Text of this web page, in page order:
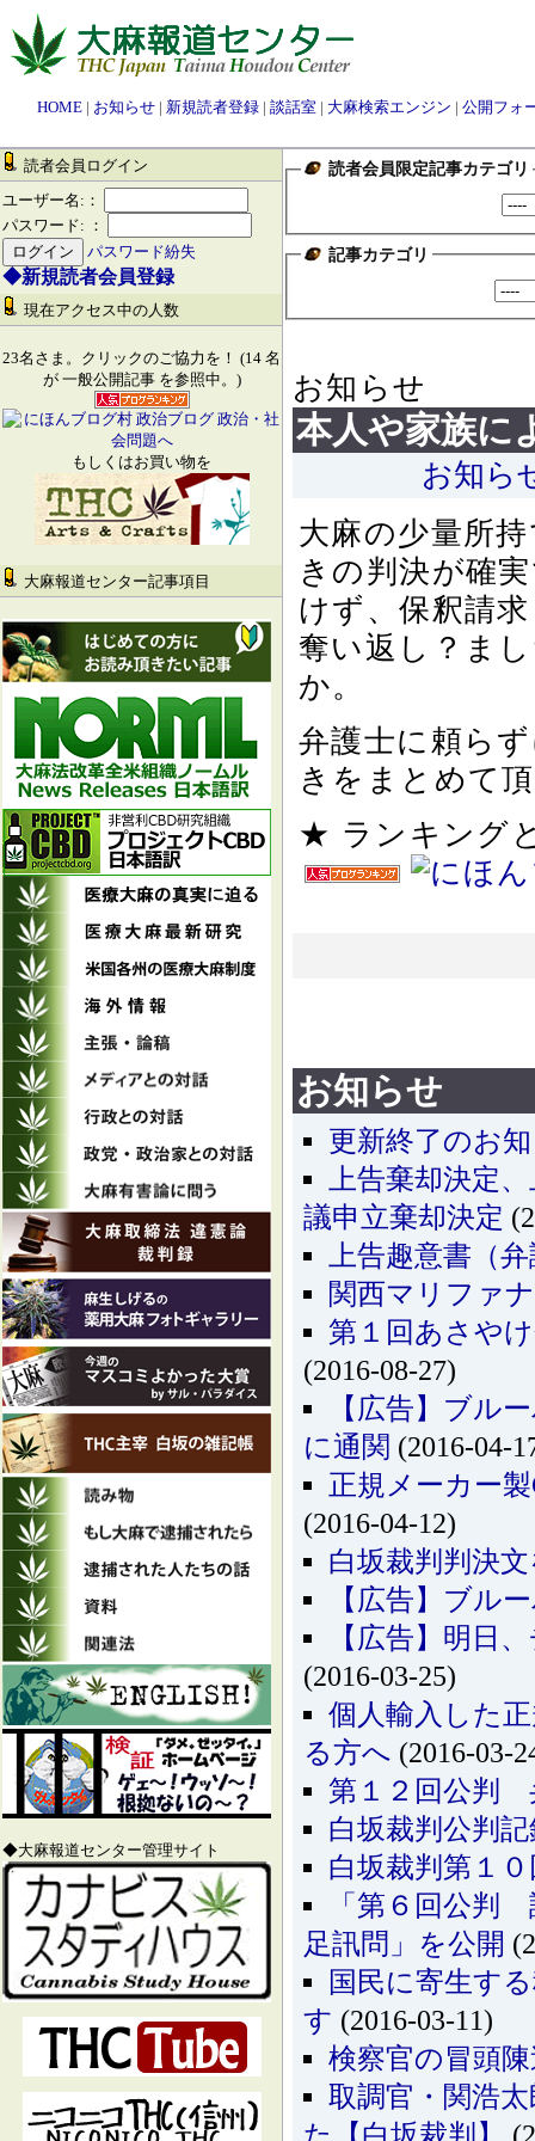
HOME | お知らせ | 新規読者登録 | 談話室 | 大麻検索エンジン | 公開フォ
読者会員ログイン
ユーザー名:：
パスワード: ：
パスワード紛失
◆新規読者会員登録
現在アクセス中の人数
23名さま。クリックのご協力を！ (14 名
が 一般公開記事 を参照中。)
もしくはお買い物を
大麻報道センター記事項目
◆大麻報道センター管理サイト
読者会員限定記事カテゴリ
記事カテゴリ
お知らせ
本人や家族に
お知ら
大麻の少量所
きの判決が確
けず、保釈請
奪い返し？ま
か。
弁護士に頼ら
きをまとめて
★ ランキン
お知らせ
更新終了のお
上告棄却決定
議申立棄却決定
上告趣意書（
関西マリファ
第１回あさや
(2016-08-27)
【広告】ブル
に通関 (2016-04-
正規メーカー
(2016-04-12)
白坂裁判判決
【広告】ブル
【広告】明日
(2016-03-25)
個人輸入した
る方へ (2016-03-
第１２回公判
白坂裁判公判
白坂裁判第１
「第６回公判
足訊問」を公開
国民に寄生す
す (2016-03-11)
検察官の冒頭
取調官・関浩